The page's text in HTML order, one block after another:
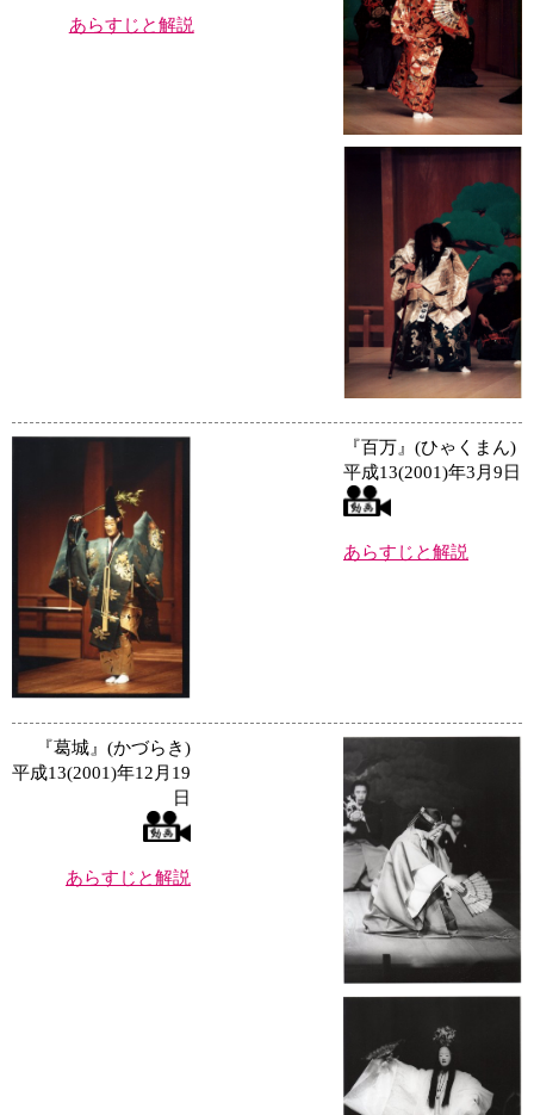
あらすじと解説
『百万』(ひゃくまん)
平成13(2001)年3月9日
あらすじと解説
『葛城』(かづらき)
平成13(2001)年12月19
日
あらすじと解説